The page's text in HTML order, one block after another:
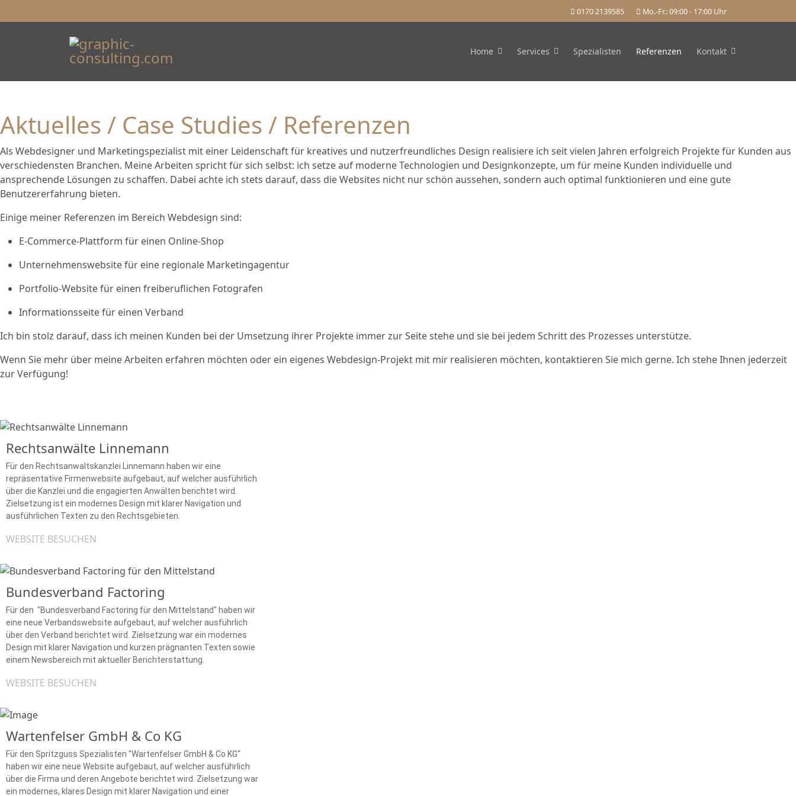
0170 2139585 Mo.-Fr.: 09:00 - 17:00 Uhr
Home Services Spezialisten Referenzen Kontakt
Aktuelles / Case Studies / Referenzen
Als Webdesigner und Marketingspezialist mit einer Leidenschaft für kreatives und nutzerfreundliches Design realisiere ich seit vielen Jahren erfolgreich Projekte für Kunden aus
verschiedensten Branchen. Meine Arbeiten spricht für sich selbst: ich setze auf moderne Technologien und Designkonzepte, um für meine Kunden individuelle und
ansprechende Lösungen zu schaffen. Dabei achte ich stets darauf, dass die Websites nicht nur schön aussehen, sondern auch optimal funktionieren und eine gute
Benutzererfahrung bieten.
Einige meiner Referenzen im Bereich Webdesign sind:
E-Commerce-Plattform für einen Online-Shop
Unternehmenswebsite für eine regionale Marketingagentur
Portfolio-Website für einen freiberuflichen Fotografen
Informationsseite für einen Verband
Ich bin stolz darauf, dass ich meinen Kunden bei der Umsetzung ihrer Projekte immer zur Seite stehe und sie bei jedem Schritt des Prozesses unterstütze.
Wenn Sie mehr über meine Arbeiten erfahren möchten oder ein eigenes Webdesign-Projekt mit mir realisieren möchten, kontaktieren Sie mich gerne. Ich stehe Ihnen jederzeit
zur Verfügung!
Rechtsanwälte Linnemann
Für den Rechtsanwaltskanzlei Linnemann haben wir eine
repräsentative Firmenwebsite aufgebaut, auf welcher ausführlich
über die Kanzlei und die engagierten Anwälten berichtet wird.
Zielsetzung ist ein modernes Design mit klarer Navigation und
ausführlichen Texten zu den Rechtsgebieten.
WEBSITE BESUCHEN
Bundesverband Factoring
Für den "Bundesverband Factoring für den Mittelstand" haben wir
eine neue Verbandswebsite aufgebaut, auf welcher ausführlich
über den Verband berichtet wird. Zielsetzung war ein modernes
Design mit klarer Navigation und kurzen prägnanten Texten sowie
einem Newsbereich mit aktueller Berichterstattung.
WEBSITE BESUCHEN
Wartenfelser GmbH & Co KG
Für den Spritzguss Spezialisten "Wartenfelser GmbH & Co KG"
haben wir eine neue Website aufgebaut, auf welcher ausführlich
über die Firma und deren Angebote berichtet wird. Zielsetzung war
ein modernes, klares Design mit klarer Navigation und einer